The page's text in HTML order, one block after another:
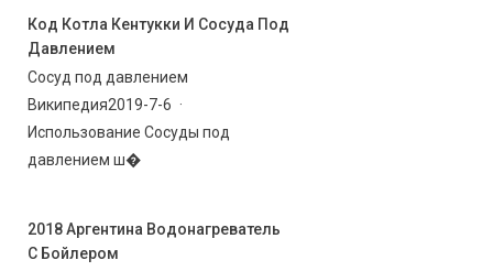
Код Котла Кентукки И Сосуда Под
Давлением
Сосуд под давлением
Википедия2019-7-6 ·
Использование Сосуды под
давлением ш�
2018 Аргентина Водонагреватель
С Бойлером